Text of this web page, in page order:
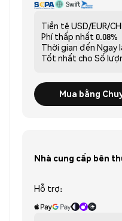
Tiền tệ USD/EUR/
Phí thấp nhất 0.08%
Thời gian đến Ngay
Tốt nhất cho Số
Mua bằng
Nhà cung cấp bên
Hỗ trợ: